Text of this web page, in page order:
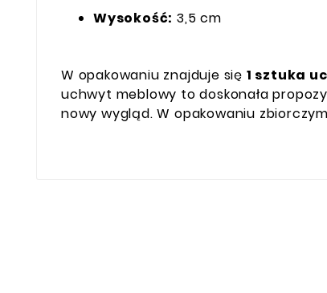
Wysokość: 3,5 cm
W opakowaniu znajduje się 1 sztuka
uchwyt meblowy to doskonała
nowy wygląd. W opakowaniu